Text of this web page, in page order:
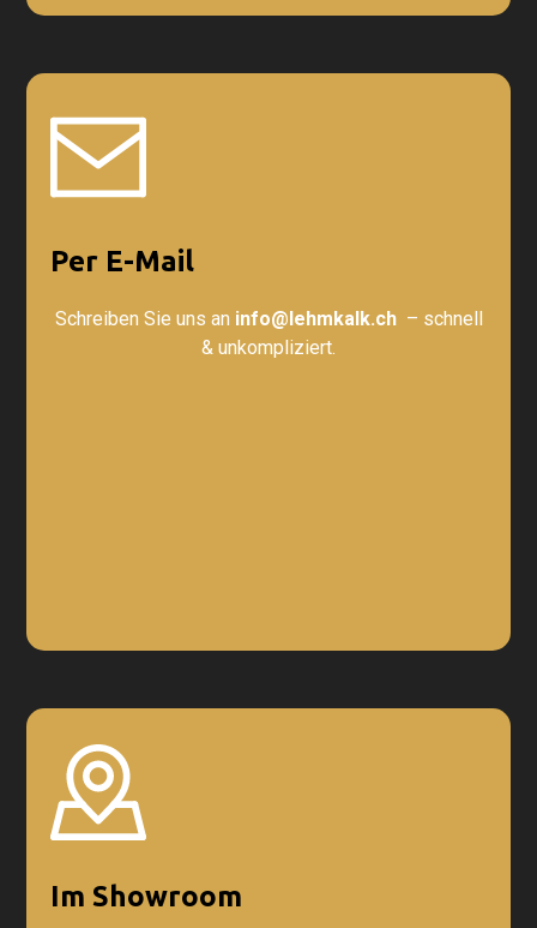
Per E-Mail
Schreiben Sie uns an info@lehmkalk.ch– schnell
& unkompliziert.
Im Showroom